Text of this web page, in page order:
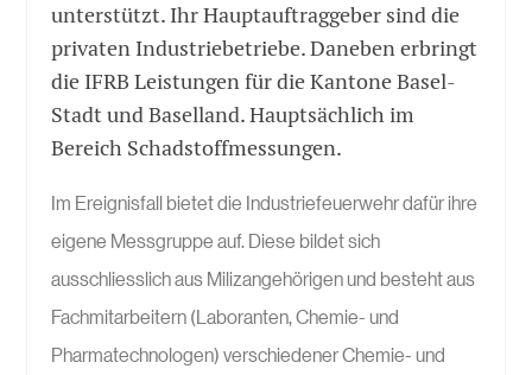
unterstützt. Ihr Hauptauftraggeber sind die
privaten Industriebetriebe. Daneben erbringt
die IFRB Leistungen für die Kantone Basel-
Stadt und Baselland. Hauptsächlich im
Bereich Schadstoffmessungen.
Im Ereignisfall bietet die Industriefeuerwehr dafür ihre
eigene Messgruppe auf. Diese bildet sich
ausschliesslich aus Milizangehörigen und besteht aus
Fachmitarbeitern (Laboranten, Chemie- und
Pharmatechnologen) verschiedener Chemie- und